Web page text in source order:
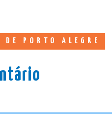
DE PORTO ALEGRE